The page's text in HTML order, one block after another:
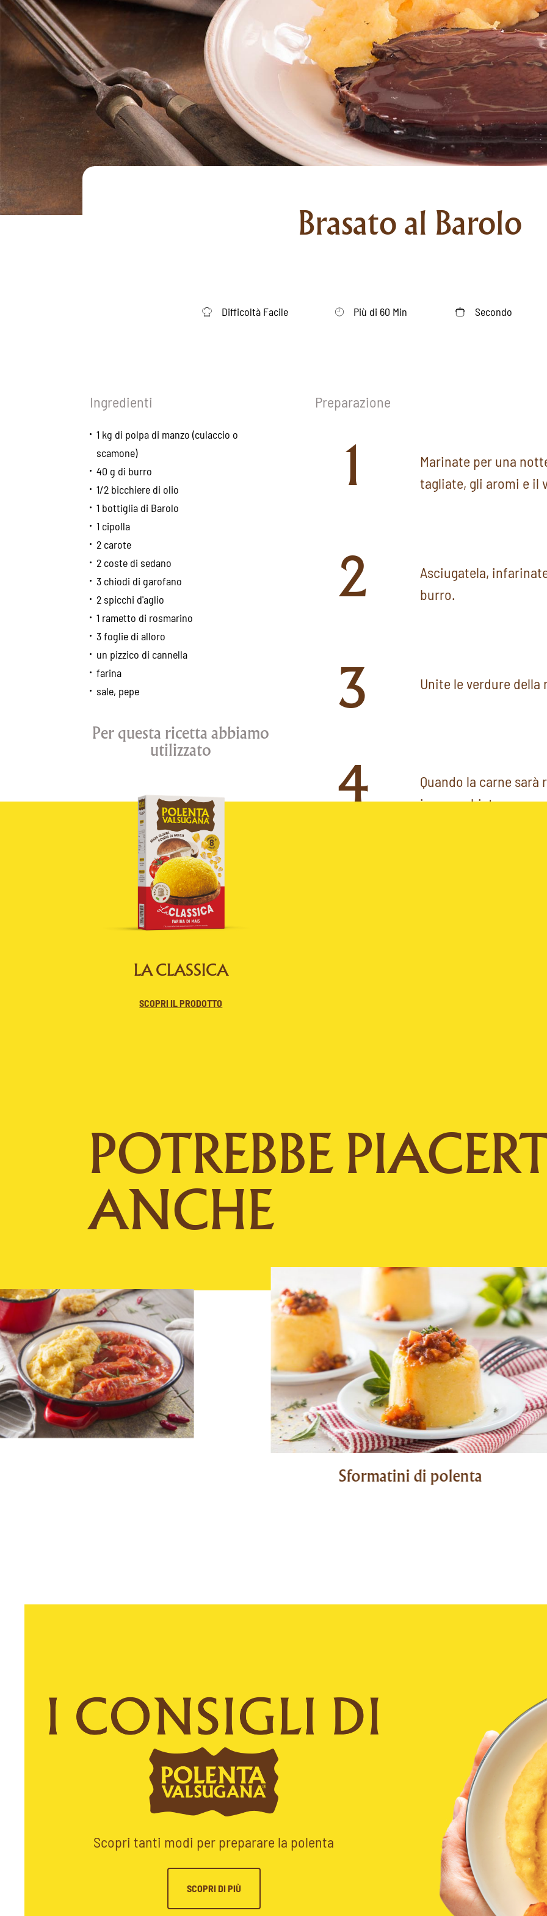
Brasato al Barolo
Difficoltà Facile Più di 60 Min Secondo
Ingredienti
1 kg di polpa di manzo (culaccio o
scamone)
40 g di burro
1/2 bicchiere di olio
1 bottiglia di Barolo
1 cipolla
2 carote
2 coste di sedano
3 chiodi di garofano
2 spicchi d'aglio
1 rametto di rosmarino
3 foglie di alloro
un pizzico di cannella
farina
sale, pepe
Per questa ricetta abbiamo
utilizzato
LA CLASSICA
SCOPRI IL PRODOTTO
Preparazione
1
Marinate per una
tagliate, gli aromi e il
2
Asciugatela,
burro.
3 Unite le verdure della
4
Quando la carne
incoperchiate e
POTREBBE
ANCHE
Sformatini di polenta
Scopri tanti modi per preparare la polenta
SCOPRI DI PIÙ